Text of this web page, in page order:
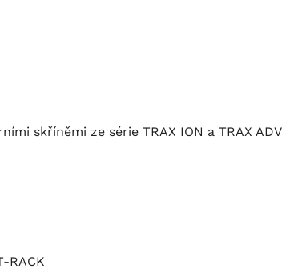
skříněmi ze série TRAX ION a TRAX ADV
RACK